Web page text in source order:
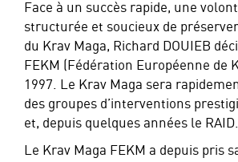
Face à un succès rapide, une
structurée et soucieux de
du Krav Maga, Richard DOUIEB
FEKM (Fédération Européenne de
1997. Le Krav Maga sera
des groupes d’interventions
et, depuis quelques années le RAID.
Le Krav Maga FEKM a depuis pris